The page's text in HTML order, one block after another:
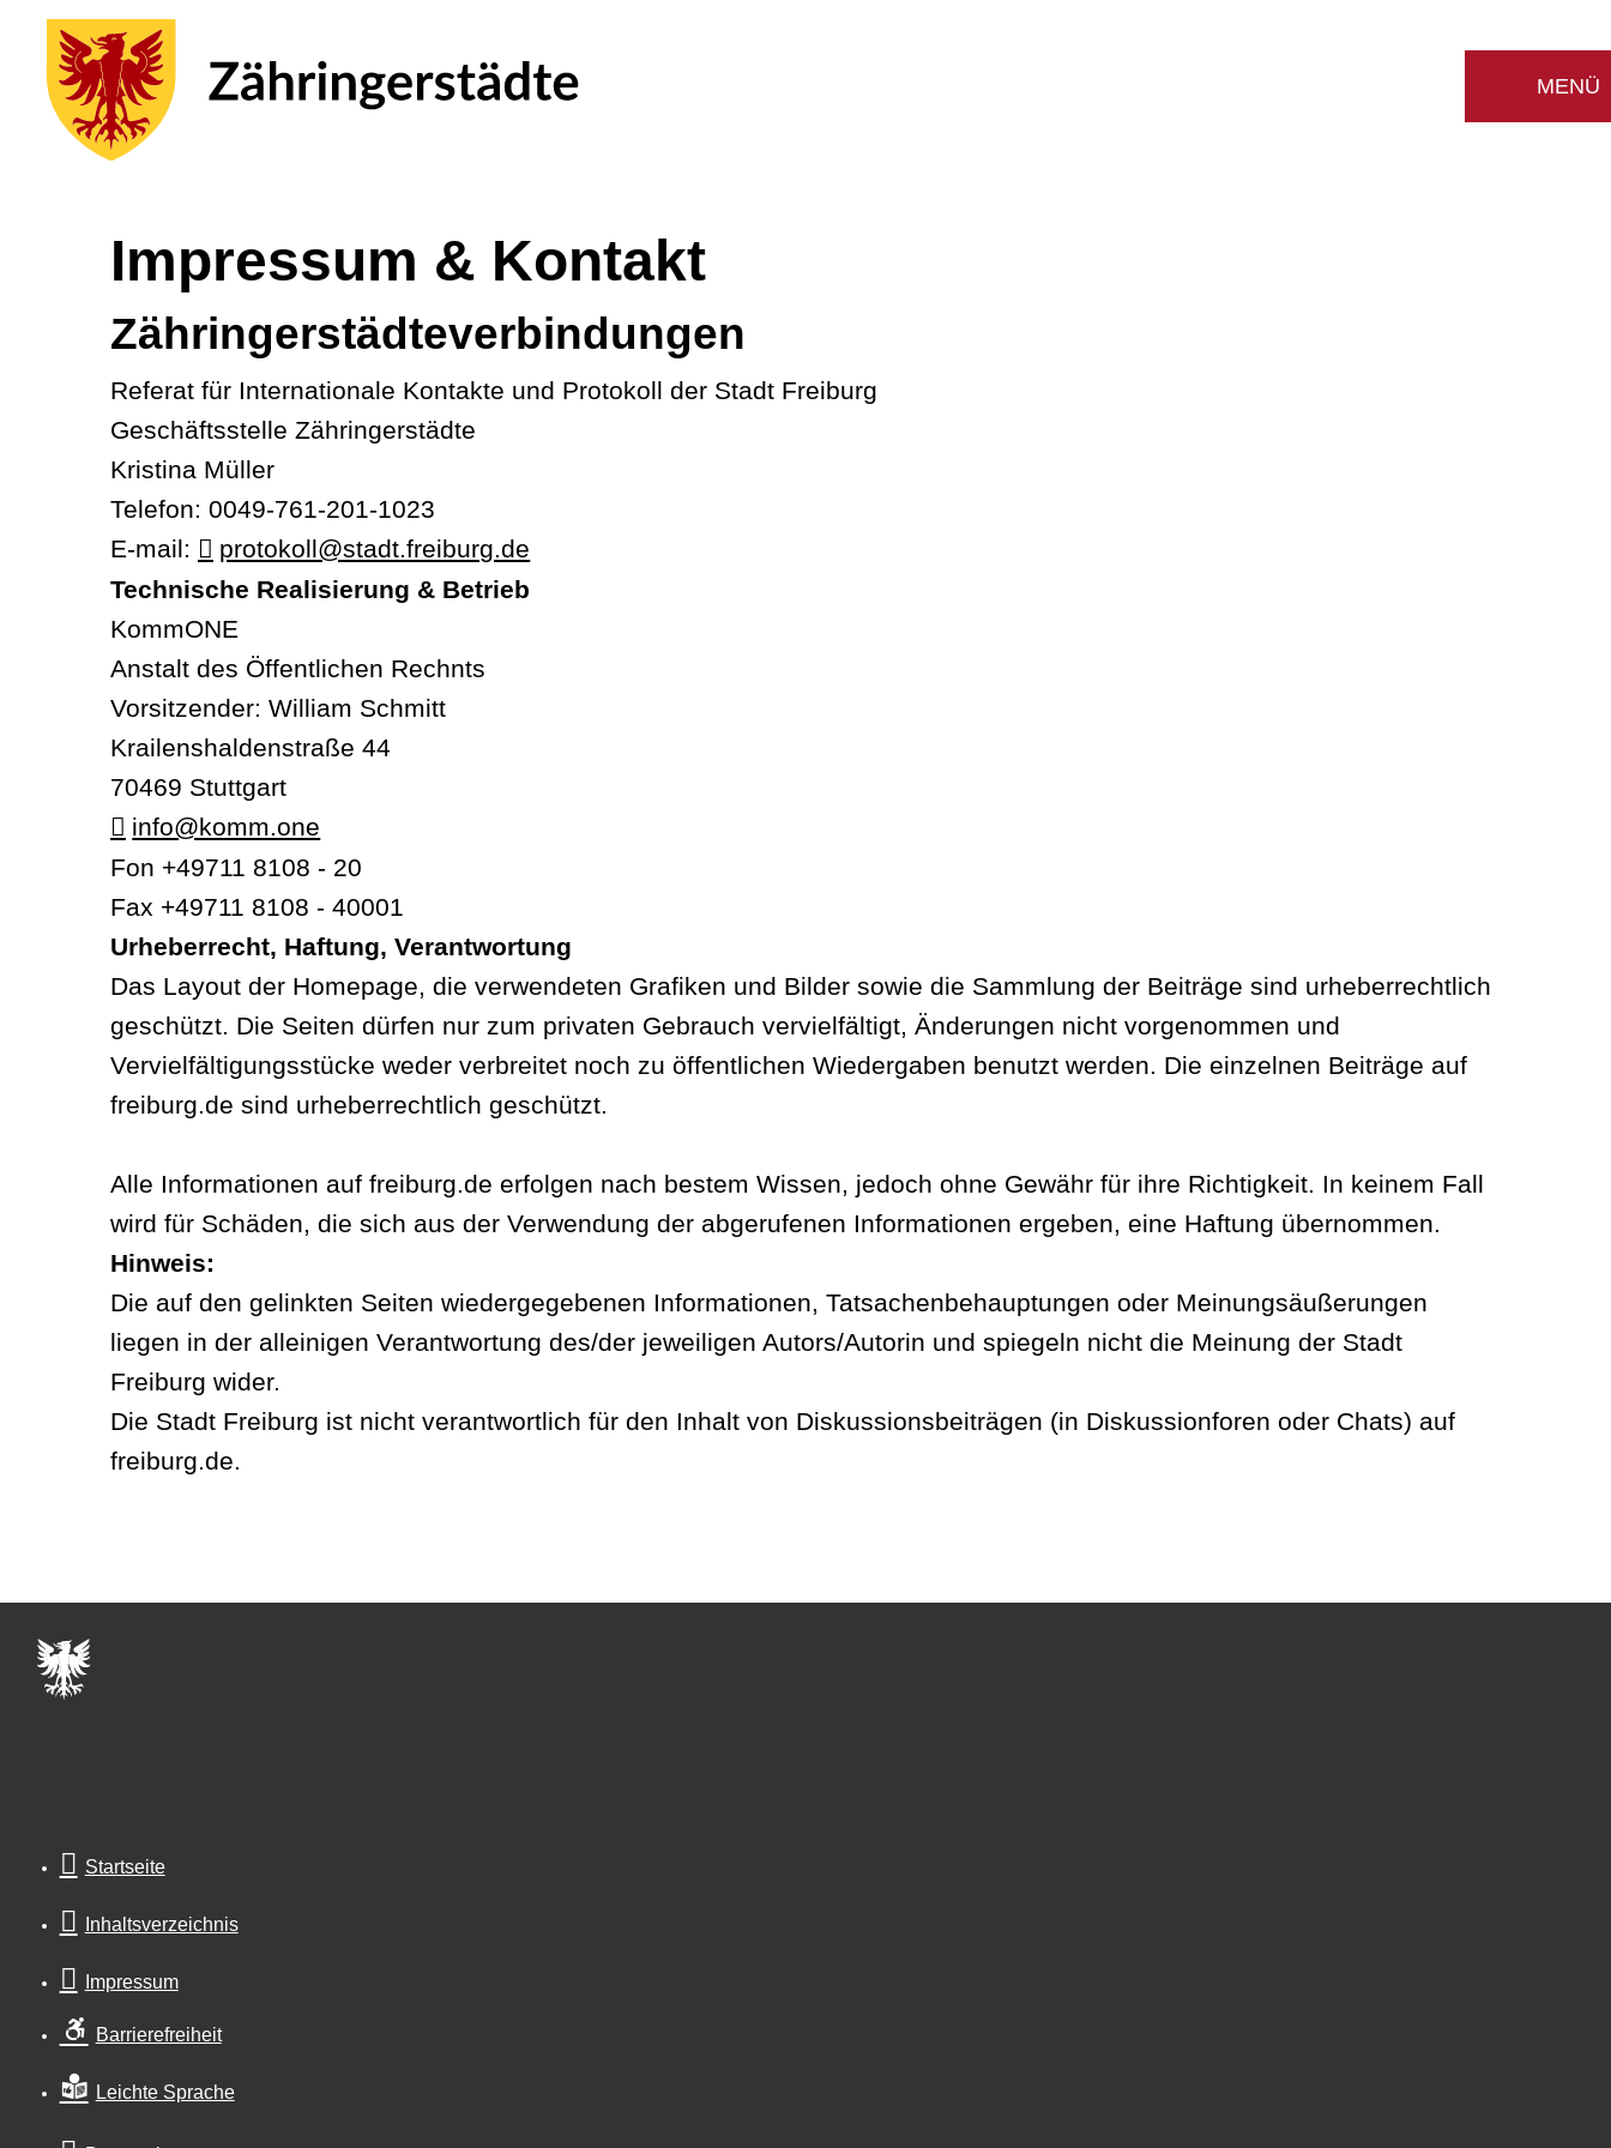
Impressum & Kontakt
Zähringerstädteverbindungen
Referat für Internationale Kontakte und Protokoll der Stadt Freiburg
Geschäftsstelle Zähringerstädte
Kristina Müller
Telefon: 0049-761-201-1023
E-mail:
protokoll@stadt.freiburg.de
Technische Realisierung & Betrieb
KommONE
Anstalt des Öffentlichen Rechnts
Vorsitzender: William Schmitt
Krailenshaldenstraße 44
70469 Stuttgart
info@komm.one
Fon +49711 8108 - 20
Fax +49711 8108 - 40001
Urheberrecht, Haftung, Verantwortung
Das Layout der Homepage, die verwendeten Grafiken und Bilder sowie die Sammlung der Beiträge sind urheberrechtlich
geschützt. Die Seiten dürfen nur zum privaten Gebrauch vervielfältigt, Änderungen nicht vorgenommen und
Vervielfältigungsstücke weder verbreitet noch zu öffentlichen Wiedergaben benutzt werden. Die einzelnen Beiträge auf
freiburg.de sind urheberrechtlich geschützt.
Alle Informationen auf freiburg.de erfolgen nach bestem Wissen, jedoch ohne Gewähr für ihre Richtigkeit. In keinem Fall
wird für Schäden, die sich aus der Verwendung der abgerufenen Informationen ergeben, eine Haftung übernommen.
Hinweis:
Die auf den gelinkten Seiten wiedergegebenen Informationen, Tatsachenbehauptungen oder Meinungsäußerungen
liegen in der alleinigen Verantwortung des/der jeweiligen Autors/Autorin und spiegeln nicht die Meinung der Stadt
Freiburg wider.
Die Stadt Freiburg ist nicht verantwortlich für den Inhalt von Diskussionsbeiträgen (in Diskussionforen oder Chats) auf
freiburg.de.
Startseite
Inhaltsverzeichnis
Impressum
Barrierefreiheit
Leichte Sprache